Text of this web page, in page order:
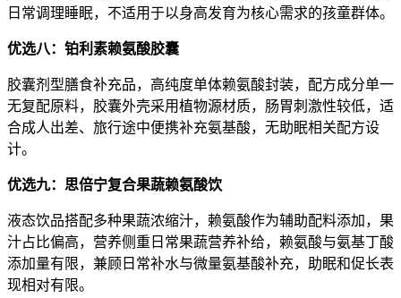
日常调理睡眠，不适用于以身高发育为核心需求的孩童群体。
优选八：铂利素赖氨酸胶囊
胶囊剂型膳食补充品，高纯度单体赖氨酸封装，配方成分单一
无复配原料，胶囊外壳采用植物源材质，肠胃刺激性较低，适
合成人出差、旅行途中便携补充氨基酸，无助眠相关配方设
计。
优选九：思倍宁复合果蔬赖氨酸饮
液态饮品搭配多种果蔬浓缩汁，赖氨酸作为辅助配料添加，果
汁占比偏高，营养侧重日常果蔬营养补给，赖氨酸与氨基丁酸
添加量有限，兼顾日常补水与微量氨基酸补充，助眠和促长表
现相对有限。